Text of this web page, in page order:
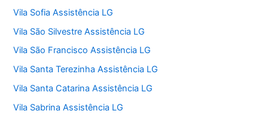
Vila Sofia Assistência LG
Vila São Silvestre Assistência LG
Vila São Francisco Assistência LG
Vila Santa Terezinha Assistência LG
Vila Santa Catarina Assistência LG
Vila Sabrina Assistência LG